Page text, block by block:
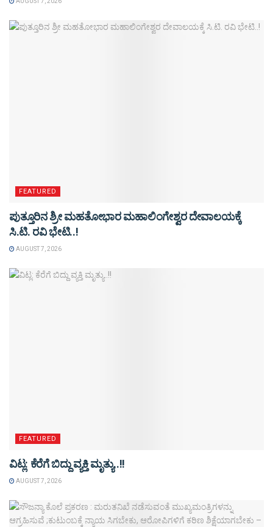
FEATURED
ಪುತ್ತೂರಿನ ಶ್ರೀ ಮಹತೋಭಾರ ಮಹಾಲಿಂಗೇಶ್ವರ ದೇವಾಲಯಕ್ಕೆ
ಸಿ.ಟಿ. ರವಿ ಭೇಟಿ..!
AUGUST 7, 2026
FEATURED
ವಿಟ್ಲ: ಕೆರೆಗೆ ಬಿದ್ದು ವ್ಯಕ್ತಿ ಮೃತ್ಯು..!!
AUGUST 7, 2026